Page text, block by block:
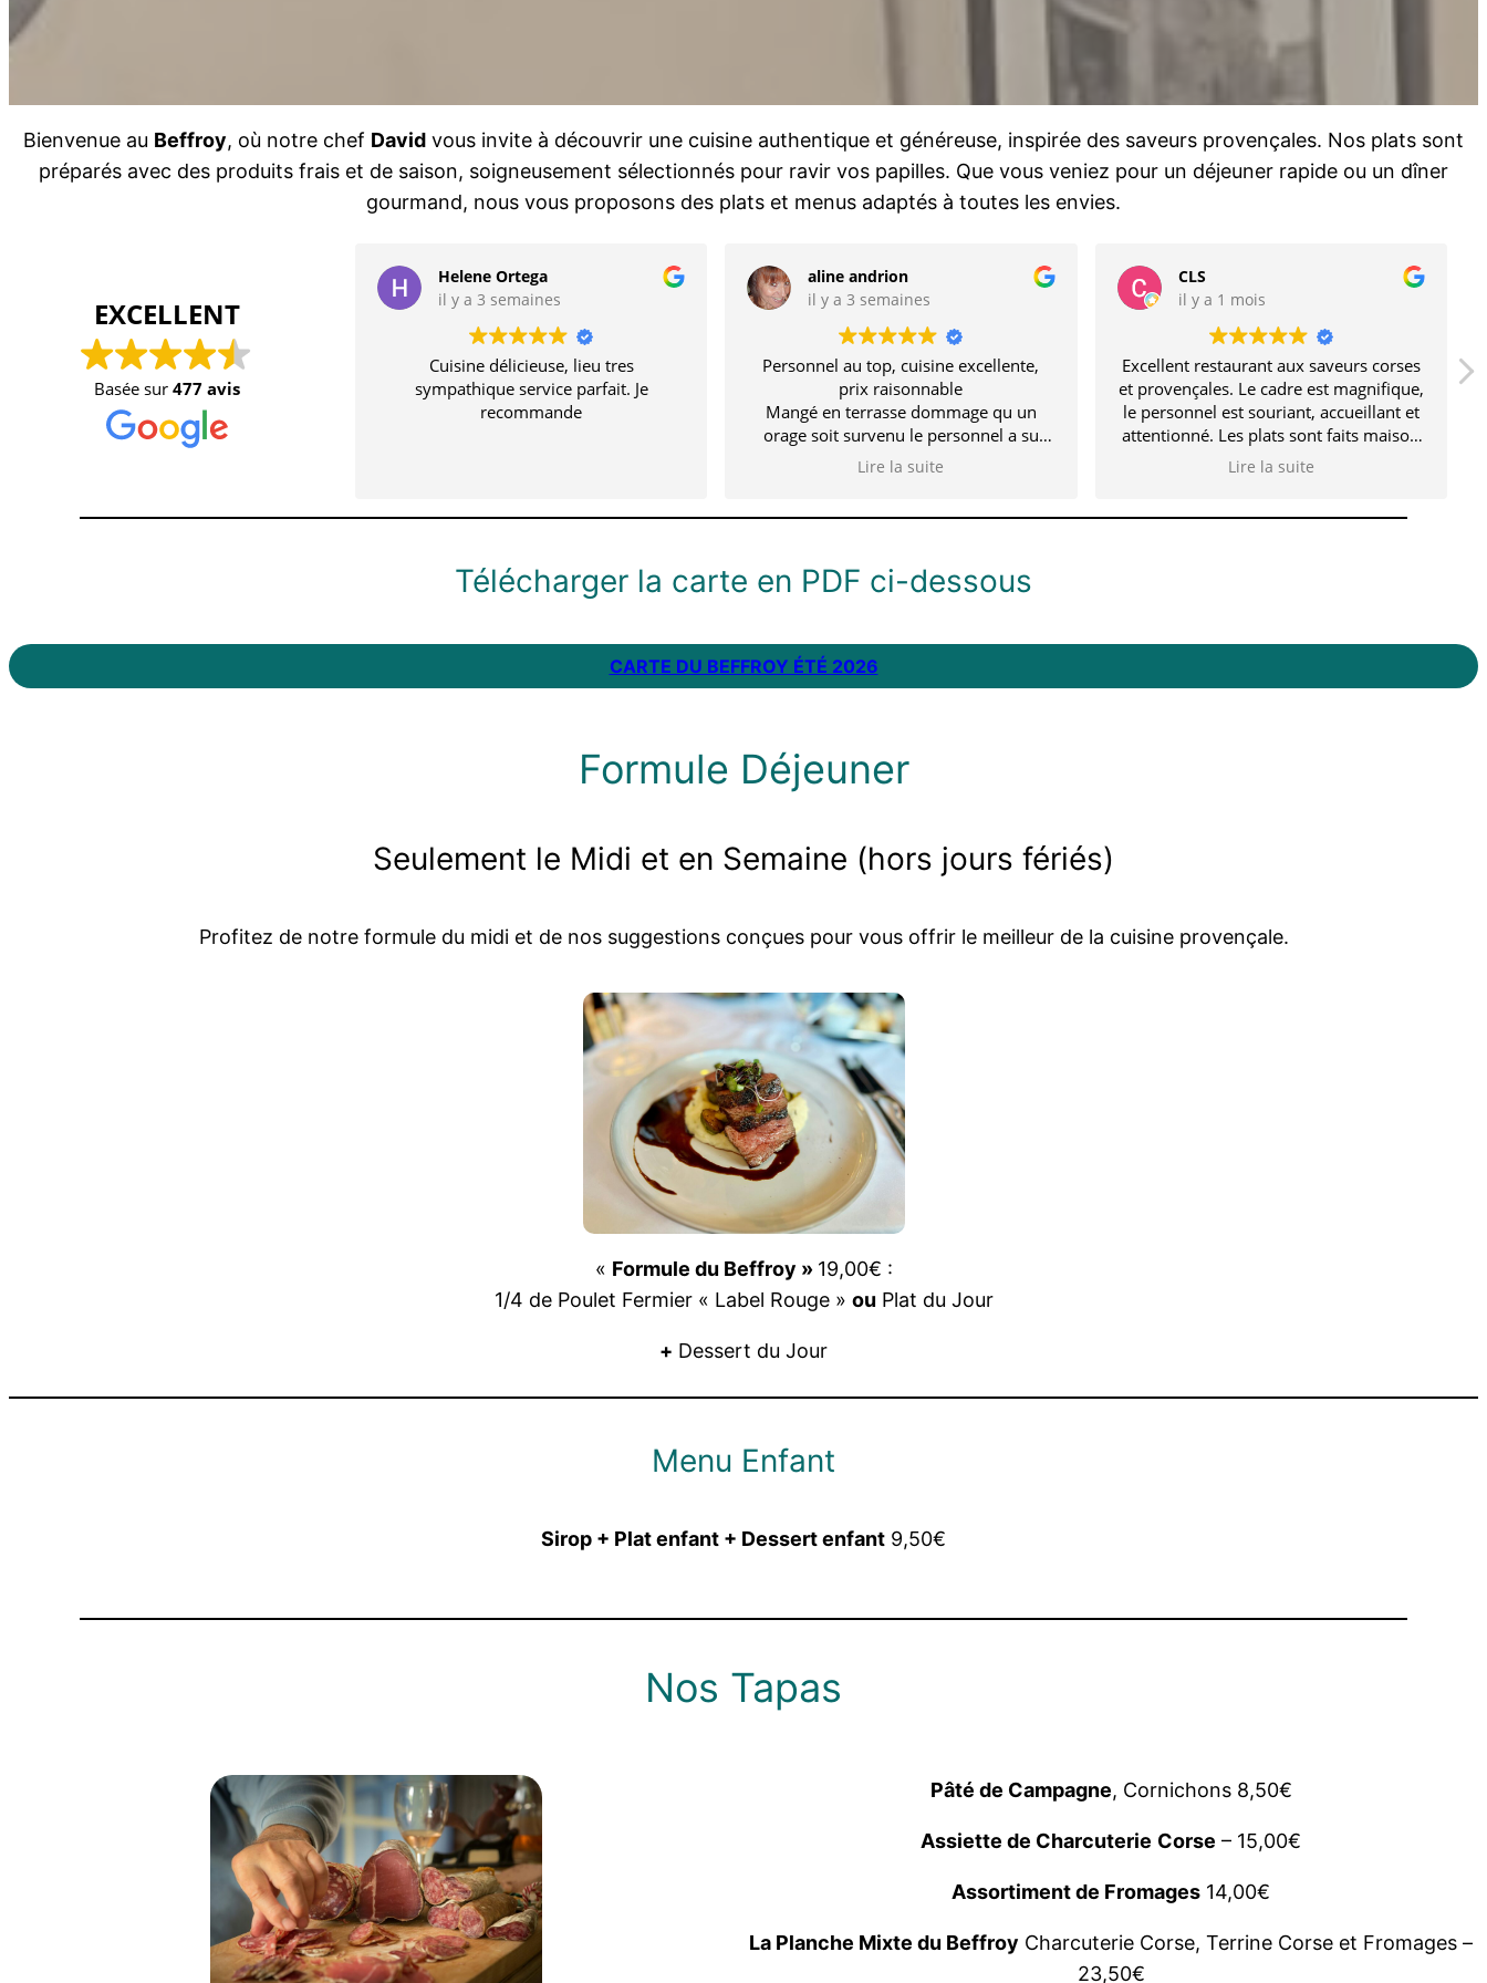
Bienvenue au Beffroy, où notre chef David vous invite à découvrir une cuisine authentique et généreuse, inspirée des saveurs provençales. Nos plats sont
préparés avec des produits frais et de saison, soigneusement sélectionnés pour ravir vos papilles. Que vous veniez pour un déjeuner rapide ou un dîner
gourmand, nous vous proposons des plats et menus adaptés à toutes les envies.
EXCELLENT
Basée sur 477 avis
Helene Ortega
il y a 3 semaines
Cuisine délicieuse, lieu tres
sympathique service parfait. Je
recommande
aline andrion
il y a 3 semaines
Personnel au top, cuisine excellente,
prix raisonnable
Mangé en terrasse dommage qu un
orage soit survenu le personnel a su
gérer
Lire la suite
CLS
il y a 1 mois
Excellent restaurant aux saveurs corses
et provençales. Le cadre est magnifique,
le personnel est souriant, accueillant et
attentionné. Les plats sont faits maison
et cela se ressent dans l'assiette. Nous
Lire la suite
Télécharger la carte en PDF ci-dessous
CARTE DU BEFFROY ÉTÉ 2026
Formule Déjeuner
Seulement le Midi et en Semaine (hors jours fériés)
Profitez de notre formule du midi et de nos suggestions conçues pour vous offrir le meilleur de la cuisine provençale.
« Formule du Beffroy » 19,00€ :
1/4 de Poulet Fermier « Label Rouge » ou Plat du Jour
+ Dessert du Jour
Menu Enfant
Sirop + Plat enfant + Dessert enfant 9,50€
Nos Tapas
Pâté de Campagne, Cornichons 8,50€
Assiette de Charcuterie Corse – 15,00€
Assortiment de Fromages 14,00€
La Planche Mixte du Beffroy Charcuterie Corse, Terrine Corse et Fromages –
23,50€